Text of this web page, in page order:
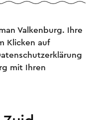
Valkenburg. Ihre
Klicken auf
mit Ihren